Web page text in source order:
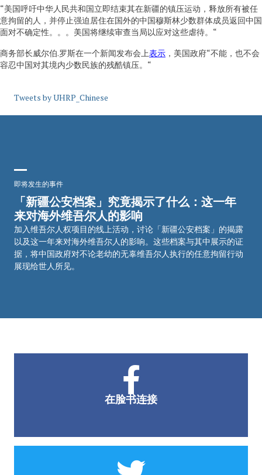
“美国呼吁中华人民共和国立即结束其在新疆的镇压运动，释放所有被任
意拘留的人，并停止强迫居住在国外的中国穆斯林少数群体成员返回中国
面对不确定性。。。美国将继续审查当局以应对这些虐待。“
商务部长威尔伯.罗斯在一个新闻发布会上表示 ，美国政府“不能，也不会
容忍中国对其境内少数民族的残酷镇压。“
Tweets by UHRP_Chinese
即将发生的事件
「新疆公安档案」究竟揭示了什么：这一年
来对海外维吾尔人的影响
加入维吾尔人权项目的线上活动，讨论「新疆公安档案」的揭露
以及这一年来对海外维吾尔人的影响。这些档案与其中展示的证
据，将中国政府对不论老幼的无辜维吾尔人执行的任意拘留行动
展现给世人所见。
在脸书连接